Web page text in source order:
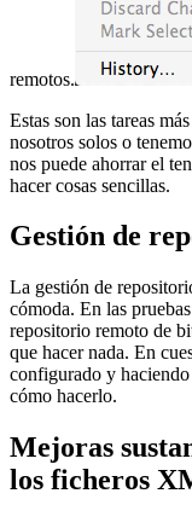
remotos.
Estas son las tareas
nosotros solos o
nos puede ahorrar el
hacer cosas sencillas.
Gestión de
La gestión de
cómoda. En las
repositorio remoto de
que hacer nada. En
configurado y
cómo hacerlo.
Mejoras
los ficheros